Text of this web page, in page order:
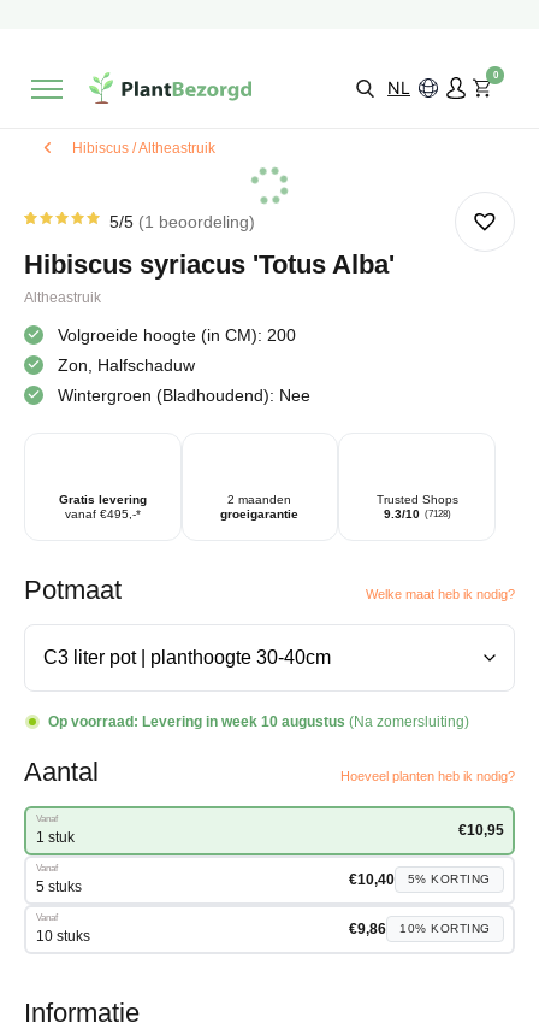
Kies zelf je
bezorgmoment & locatie NL
0
Hibiscus / Altheastruik
5
gebaseerd
klantbeoordeling
5/5 1 beoordeling
Hibiscus syriacus 'Totus Alba'
Altheastruik
Volgroeide hoogte (in CM): 200
Zon, Halfschaduw
Wintergroen (Bladhoudend): Nee
Gratis levering
vanaf €495,-*
2 maanden
groeigarantie
Trusted Shops
9.3/10 (7128)
Potmaat Welke maat heb ik nodig?
Op voorraad: Levering in week 10 augustus (Na zomersluiting)
Aantal Hoeveel planten heb ik nodig?
Vanaf
1 stuk €10,95
Vanaf
5 stuks €10,40 5% KORTING
Vanaf
10 stuks €9,86 10% KORTING
Informatie